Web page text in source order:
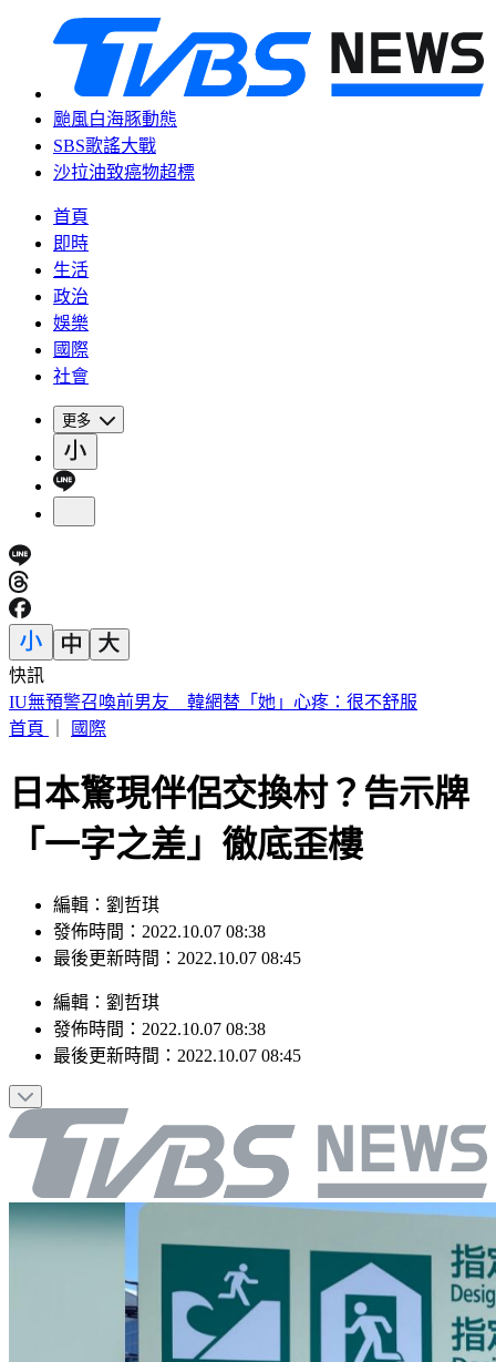
颱風白海豚動態
SBS歌謠大戰
沙拉油致癌物超標
首頁
即時
生活
政治
娛樂
國際
社會
更多
快訊
中國出入境新規將上路 陸委會曝「這類人」最危險
首頁
國際
日本驚現伴侶交換村？告示牌
「一字之差」徹底歪樓
編輯：劉哲琪
發佈時間：2022.10.07 08:38
最後更新時間：2022.10.07 08:45
編輯 ： 劉哲琪
發佈時間： 2022.10.07 08:38
最後更新時間： 2022.10.07 08:45